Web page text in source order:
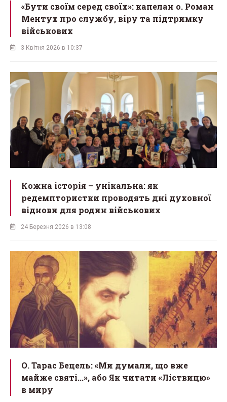
«Бути своїм серед своїх»: капелан о. Роман
Ментух про службу, віру та підтримку
військових
3 Квітня 2026 в 10:37
Кожна історія – унікальна: як
редемптористки проводять дні духовної
віднови для родин військових
24 Березня 2026 в 13:08
О. Тарас Бецель: «Ми думали, що вже
майже святі...», або Як читати «Ліствицю»
в миру